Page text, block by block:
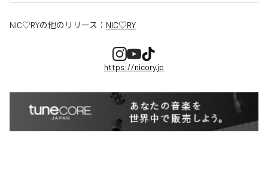
NIC♡RYの他のリリース： NIC♡RY
https://nicory.jp